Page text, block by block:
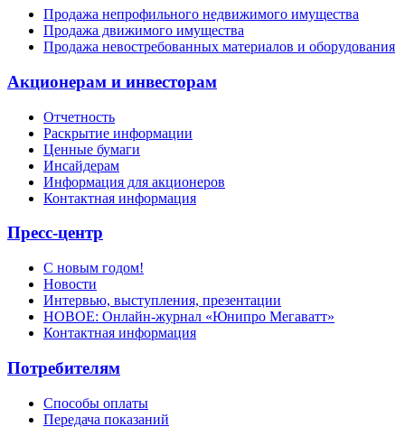
Продажа непрофильного недвижимого имущества
Продажа движимого имущества
Продажа невостребованных материалов и оборудования
Акционерам и инвесторам
Отчетность
Раскрытие информации
Ценные бумаги
Инсайдерам
Информация для акционеров
Контактная информация
Пресс-центр
С новым годом!
Новости
Интервью, выступления, презентации
НОВОЕ: Онлайн-журнал «Юнипро Мегаватт»
Контактная информация
Потребителям
Способы оплаты
Передача показаний